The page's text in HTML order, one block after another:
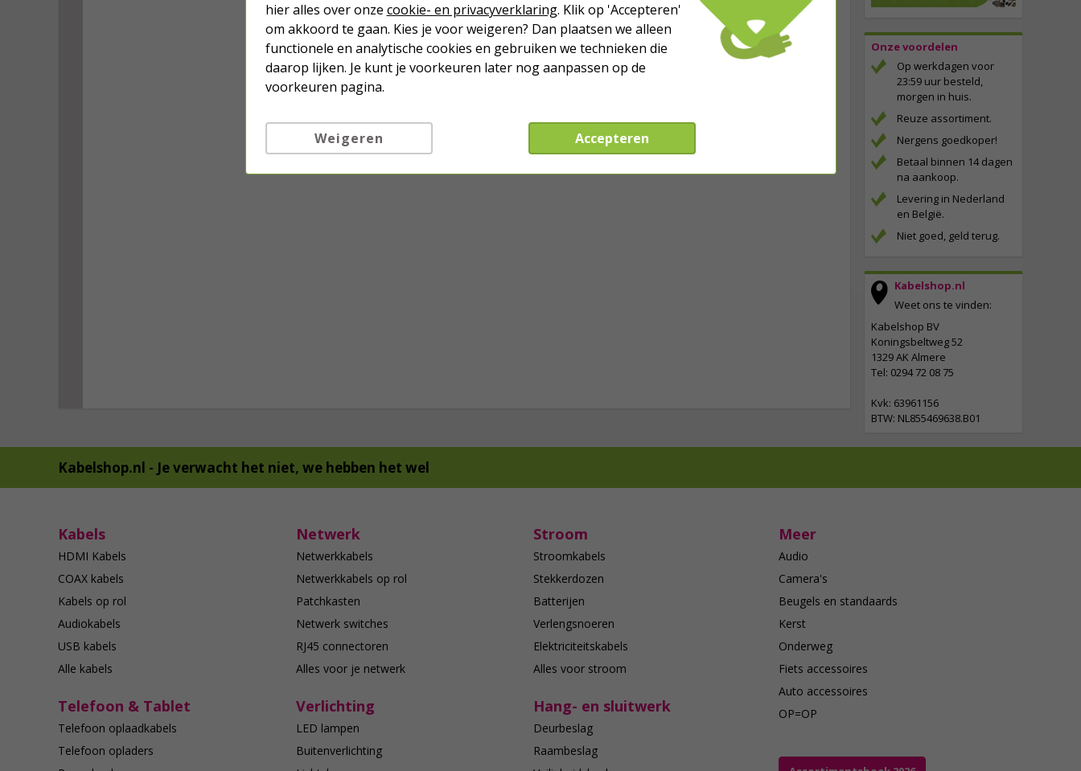
Onze voordelen
Op werkdagen voor
23:59 uur besteld,
morgen in huis.
Reuze assortiment.
Nergens goedkoper!
Betaal binnen 14 dagen
na aankoop.
Levering in Nederland
en België.
Niet goed, geld terug.
Kabelshop.nl
Weet ons te vinden:
Kabelshop BV
Koningsbeltweg 52
1329 AK Almere
Tel: 0294 72 08 75
Kvk: 63961156
BTW: NL855469638.B01
Kabelshop.nl - Je verwacht het niet, we hebben het wel
Kabels
HDMI Kabels
COAX kabels
Kabels op rol
Audiokabels
USB kabels
Alle kabels
Netwerk
Netwerkkabels
Netwerkkabels op rol
Patchkasten
Netwerk switches
RJ45 connectoren
Alles voor je netwerk
Stroom
Stroomkabels
Stekkerdozen
Batterijen
Verlengsnoeren
Elektriciteitskabels
Alles voor stroom
Telefoon & Tablet
Telefoon oplaadkabels
Telefoon opladers
Verlichting
LED lampen
Buitenverlichting
Hang- en sluitwerk
Deurbeslag
Raambeslag
Meer
Audio
Camera's
Beugels en standaards
Kerst
Onderweg
Fiets accessoires
Auto accessoires
OP=OP
hier alles over onze cookie- en privacyverklaring. Klik op 'Accepteren'
om akkoord te gaan. Kies je voor weigeren? Dan plaatsen we alleen
functionele en analytische cookies en gebruiken we technieken die
daarop lijken. Je kunt je voorkeuren later nog aanpassen op de
voorkeuren pagina.
Accepteren
Weigeren